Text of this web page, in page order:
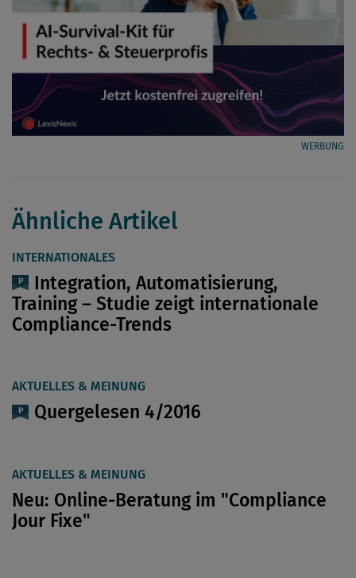
WERBUNG
Ähnliche Artikel
INTERNATIONALES
Integration, Automatisierung,
Training – Studie zeigt internationale
Compliance-Trends
AKTUELLES & MEINUNG
Quergelesen 4/2016
AKTUELLES & MEINUNG
Neu: Online-Beratung im "Compliance
Jour Fixe"